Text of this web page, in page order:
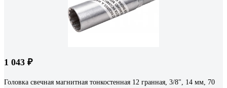
1 043 ₽
Головка свечная магнитная тонкостенная 12 гранная, 3/8", 14 мм, 70